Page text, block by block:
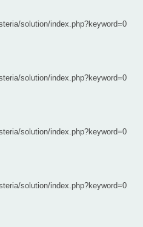
solution/index.php?keyword=0
solution/index.php?keyword=0
solution/index.php?keyword=0
solution/index.php?keyword=0